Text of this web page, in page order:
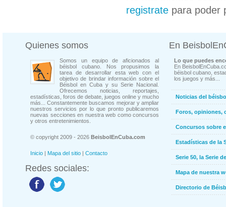
registrate para poder
Quienes somos
Somos un equipo de aficionados al
béisbol cubano. Nos propusimos la
tarea de desarrollar esta web con el
objetivo de brindar información sobre el
Béisbol en Cuba y su Serie Nacional.
Ofrecemos noticias, reportajes,
estadísticas, foros de debate, juegos online y mucho
más... Constantemente buscamos mejorar y ampliar
nuestros servicios por lo que pronto publicaremos
nuevas secciones en nuestra web como concursos
y otros entretenimientos.
© copyright 2009 - 2026 BeisbolEnCuba.com
Inicio | Mapa del sitio | Contacto
Redes sociales:
En
Lo que puedes
En
béisbol cubano,
los juegos y más...
Noticias del
Foros, opiniones,
Concursos sobre
Estadísticas de la
Serie 50, la Serie
Mapa de nuestra
Directorio de